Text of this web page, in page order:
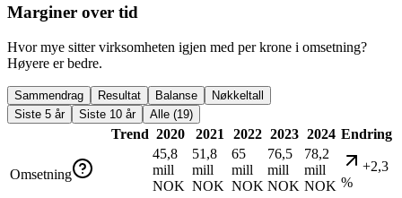
Marginer over tid
Hvor mye sitter virksomheten igjen med per krone i omsetning?
Høyere er bedre.
Sammendrag Resultat Balanse
Nøkkeltall
Siste 5 år
Siste 10 år Alle (19)
Trend 2020 2021 2022 2023 2024 Endring
Omsetning
45,8
mill
NOK
51,8
mill
NOK
65
mill
NOK
76,5
mill
NOK
78,2
mill
NOK
+2,3
%